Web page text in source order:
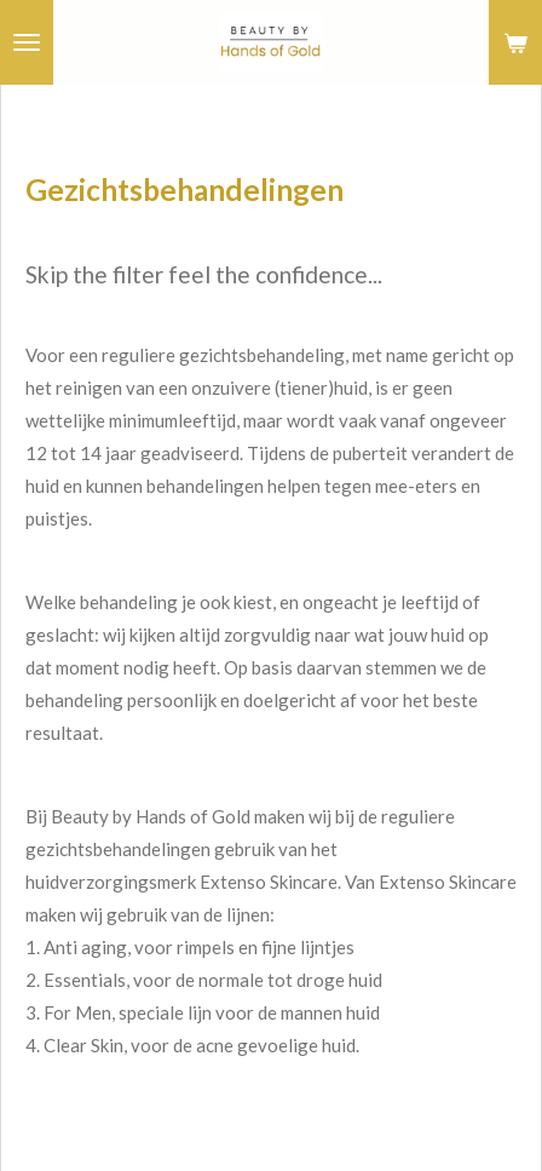
Gezichtsbehandelingen
Skip the filter feel the confidence...
Voor een reguliere gezichtsbehandeling, met name gericht op
het reinigen van een onzuivere (tiener)huid, is er geen
wettelijke minimumleeftijd, maar wordt vaak vanaf ongeveer
12 tot 14 jaar geadviseerd. Tijdens de puberteit verandert de
huid en kunnen behandelingen helpen tegen mee-eters en
puistjes.
Welke behandeling je ook kiest, en ongeacht je leeftijd of
geslacht: wij kijken altijd zorgvuldig naar wat jouw huid op
dat moment nodig heeft. Op basis daarvan stemmen we de
behandeling persoonlijk en doelgericht af voor het beste
resultaat.
Bij Beauty by Hands of Gold maken wij bij de reguliere
gezichtsbehandelingen gebruik van het
huidverzorgingsmerk Extenso Skincare. Van Extenso Skincare
maken wij gebruik van de lijnen:
1. Anti aging, voor rimpels en fijne lijntjes
2. Essentials, voor de normale tot droge huid
3. For Men, speciale lijn voor de mannen huid
4. Clear Skin, voor de acne gevoelige huid.